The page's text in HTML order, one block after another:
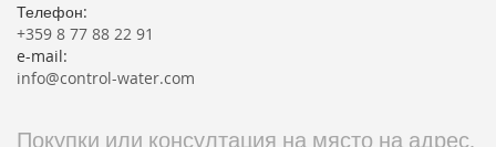
Телефон:
+359 8 77 88 22 91
e-mail:
info@control-water.com
Покупки или консултация на място на адрес,